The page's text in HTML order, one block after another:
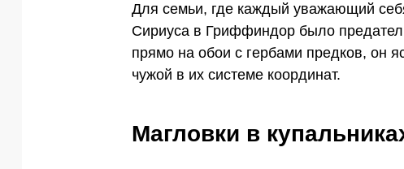
Для семьи, где каждый уважающий
Сириуса в Гриффиндор было
прямо на обои с гербами предков, он
чужой в их системе координат.
Магловки в